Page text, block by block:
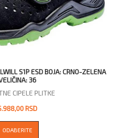
S1P ESD BOJA: CRNO-ZELENA
36
CIPELE PLITKE
RSD
ODABERITE